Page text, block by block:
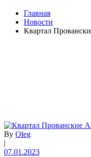
Главная
Новости
Квартал
By Oleg
|
07.01.2023